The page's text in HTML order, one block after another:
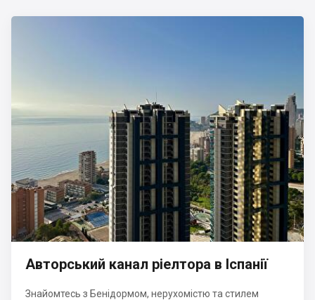
Авторський канал ріелтора в Іспанії
Знайомтесь з Бенідормом, нерухомістю та стилем